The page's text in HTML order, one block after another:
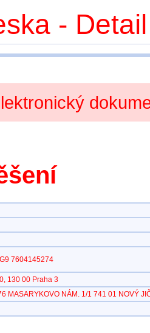
-
7604145274
130 00 Praha 3
MASARYKOVO NÁM. 1/1 741 01 NOVÝ